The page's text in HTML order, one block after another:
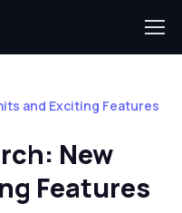
and Exciting Features
New
Features